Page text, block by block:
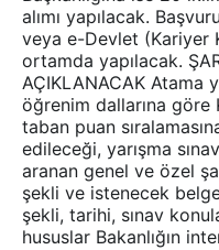
alımı yapılacak.
veya e-Devlet (Kariyer
ortamda yapılacak.
AÇIKLANACAK Atama
öğrenim dallarına göre
taban puan
edileceği, yarışma
aranan genel ve özel
şekli ve istenecek
şekli, tarihi, sınav
hususlar Bakanlığın